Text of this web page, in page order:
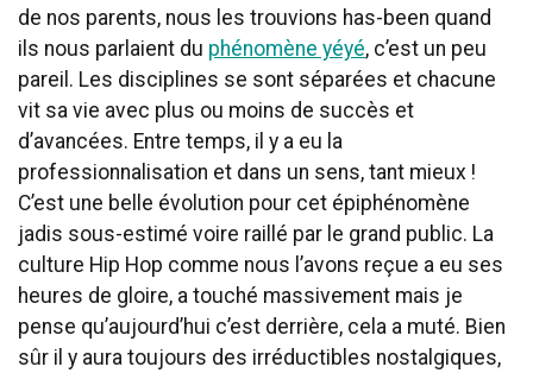
de nos parents, nous les trouvions has-been quand
ils nous parlaient du phénomène yéyé, c’est un peu
pareil. Les disciplines se sont séparées et chacune
vit sa vie avec plus ou moins de succès et
d’avancées. Entre temps, il y a eu la
professionnalisation et dans un sens, tant mieux !
C’est une belle évolution pour cet épiphénomène
jadis sous-estimé voire raillé par le grand public. La
culture Hip Hop comme nous l’avons reçue a eu ses
heures de gloire, a touché massivement mais je
pense qu’aujourd’hui c’est derrière, cela a muté. Bien
sûr il y aura toujours des irréductibles nostalgiques,